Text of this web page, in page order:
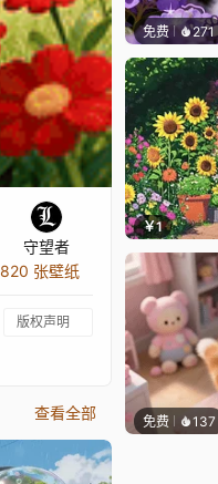
守望者
820 张壁纸
版权声明
查看全部
免费 271
￥1
免费 137